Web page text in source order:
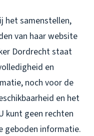
het samenstellen,
van haar website
Dordrecht staat
en
noch voor de
en het
kunt geen rechten
geboden informatie.